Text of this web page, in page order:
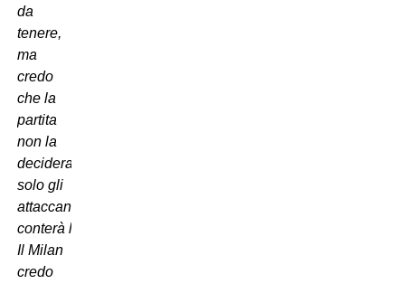
da
tenere,
ma
credo
che la
partita
non la
decideranno
solo gli
attaccanti,
conterà l
Il Milan
credo